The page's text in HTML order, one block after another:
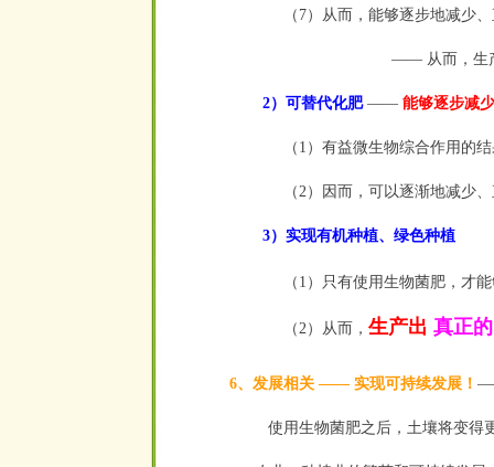
（7）从而，能够逐步地减少
—— 从而，生
2）可替代化肥—— 能够逐步减
（1）有益微生物综合作用的
（2）因而，可以逐渐地减少
3）实现有机种植、绿色种植
（1）只有使用生物菌肥，才
（2）从而， 生产出 真正的
6、发展相关 —— 实现可持续发展！
使用生物菌肥之后，土壤将变得